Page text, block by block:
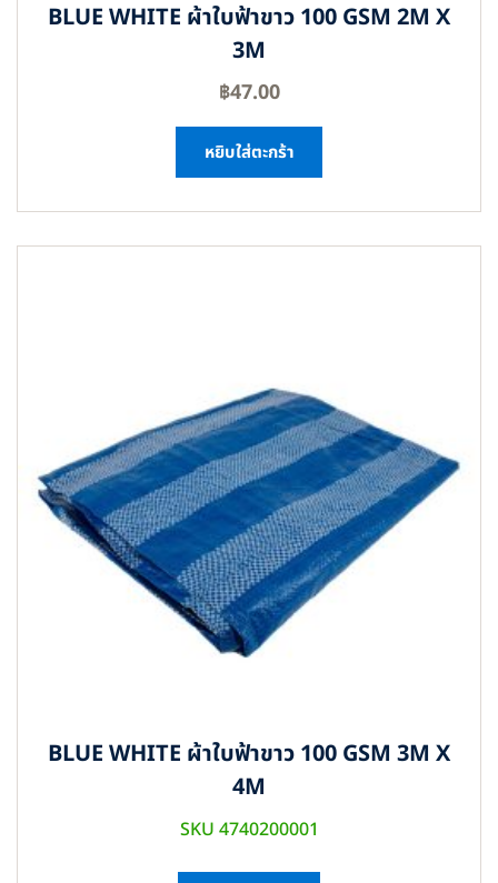
BLUE WHITE ผ้าใบฟ้าขาว 100 GSM 2M X
3M
฿47.00
หยิบใส่ตะกร้า
BLUE WHITE ผ้าใบฟ้าขาว 100 GSM 3M X
4M
SKU 4740200001